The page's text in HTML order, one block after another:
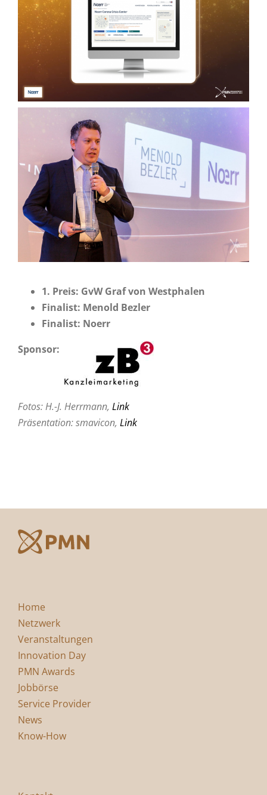
1. Preis: GvW Graf von Westphalen
Finalist: Menold Bezler
Finalist: Noerr
Sponsor:
Fotos: H.-J. Herrmann, Link
Präsentation: smavicon, Link
Home
Netzwerk
Veranstaltungen
Innovation Day
PMN Awards
Jobbörse
Service Provider
News
Know-How